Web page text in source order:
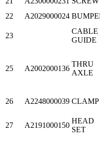
22
A2029000024
23
CABLE
GUIDE
25 A2002000136
THRU
AXLE
26 A2248000039 CLAMP
27 A2191000150
HEAD
SET